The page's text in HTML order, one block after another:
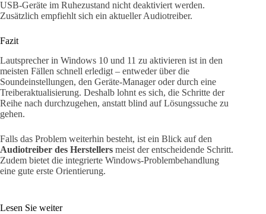
USB-Geräte im Ruhezustand nicht deaktiviert werden.
Zusätzlich empfiehlt sich ein aktueller Audiotreiber.
Fazit
Lautsprecher in Windows 10 und 11 zu aktivieren ist in den
meisten Fällen schnell erledigt – entweder über die
Soundeinstellungen, den Geräte-Manager oder durch eine
Treiberaktualisierung. Deshalb lohnt es sich, die Schritte der
Reihe nach durchzugehen, anstatt blind auf Lösungssuche zu
gehen.
Falls das Problem weiterhin besteht, ist ein Blick auf den
Audiotreiber des Herstellers meist der entscheidende Schritt.
Zudem bietet die integrierte Windows-Problembehandlung
eine gute erste Orientierung.
Lesen Sie weiter